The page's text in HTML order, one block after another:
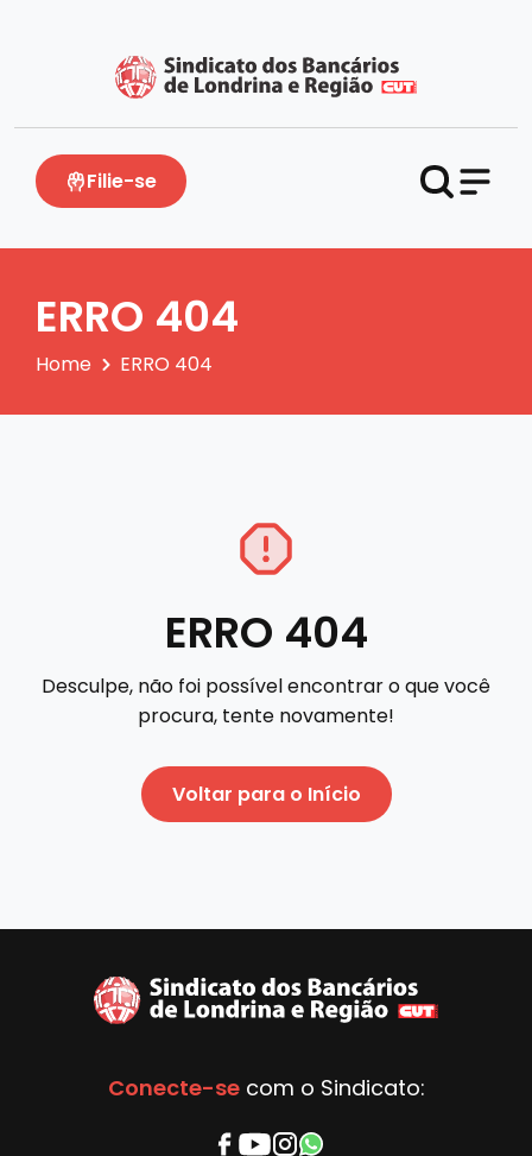
Filie-se
ERRO 404
Home ERRO 404
ERRO 404
Desculpe, não foi possível encontrar o que você
procura, tente novamente!
Voltar para o Início
Conecte-secom o Sindicato: